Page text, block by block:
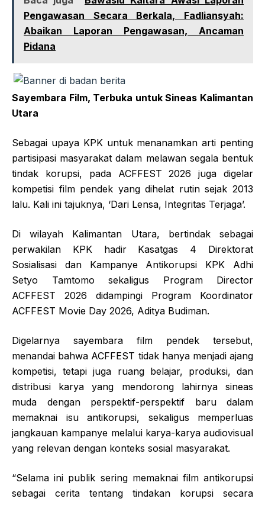
Pengawasan Secara Berkala, Fadliansyah:
Abaikan Laporan Pengawasan, Ancaman
Pidana
Sayembara Film, Terbuka untuk Sineas Kalimantan
Utara
Sebagai upaya KPK untuk menanamkan arti penting
partisipasi masyarakat dalam melawan segala bentuk
tindak korupsi, pada ACFFEST 2026 juga digelar
kompetisi film pendek yang dihelat rutin sejak 2013
lalu. Kali ini tajuknya, ‘Dari Lensa, Integritas Terjaga’.
Di wilayah Kalimantan Utara, bertindak sebagai
perwakilan KPK hadir Kasatgas 4 Direktorat
Sosialisasi dan Kampanye Antikorupsi KPK Adhi
Setyo Tamtomo sekaligus Program Director
ACFFEST 2026 didampingi Program Koordinator
ACFFEST Movie Day 2026, Aditya Budiman.
Digelarnya sayembara film pendek tersebut,
menandai bahwa ACFFEST tidak hanya menjadi ajang
kompetisi, tetapi juga ruang belajar, produksi, dan
distribusi karya yang mendorong lahirnya sineas
muda dengan perspektif-perspektif baru dalam
memaknai isu antikorupsi, sekaligus memperluas
jangkauan kampanye melalui karya-karya audiovisual
yang relevan dengan konteks sosial masyarakat.
“Selama ini publik sering memaknai film antikorupsi
sebagai cerita tentang tindakan korupsi secara